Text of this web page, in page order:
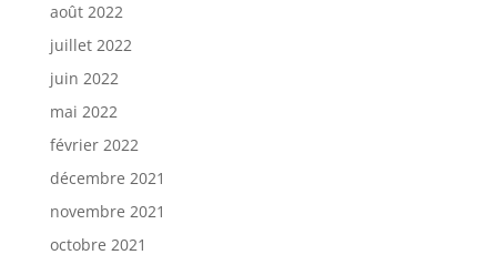
août 2022
juillet 2022
juin 2022
mai 2022
février 2022
décembre 2021
novembre 2021
octobre 2021